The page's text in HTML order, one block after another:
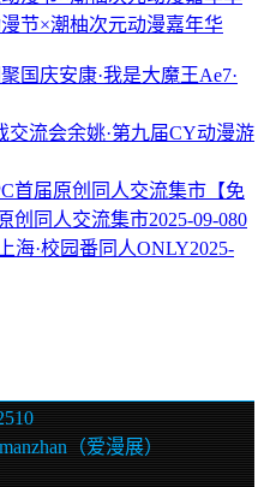
节×潮柚次元动漫嘉年华
安康·我是大魔王Ae7·
余姚·第九届CY动漫游
【免
创同人交流集市2025-09-080
上海·校园番同人ONLY2025-
（爱漫展）